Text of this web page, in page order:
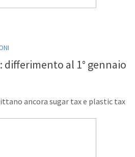
differimento al 1° gennaio
ancora sugar tax e plastic tax